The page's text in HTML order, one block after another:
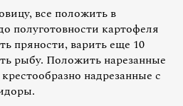
все положить в
полуготовности картофеля
пряности, варить еще 10
рыбу. Положить нарезанные
надрезанные с